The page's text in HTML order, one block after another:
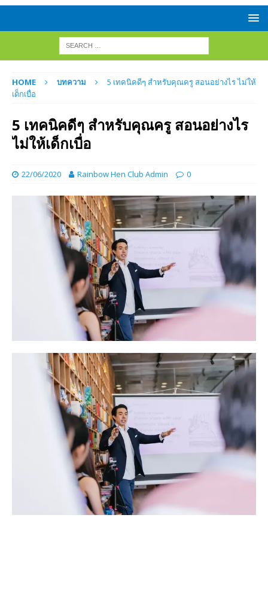
HOME บทความ
5 เทคนิคดีๆ สำหรับคุณครู สอนอย่างไร ไม่ให้
เด็กเบื่อ
5 เทคนิคดีๆ สำหรับคุณครู สอนอย่างไร
ไม่ให้เด็กเบื่อ
22/06/2020 Rainbow Hen Club Admin 0